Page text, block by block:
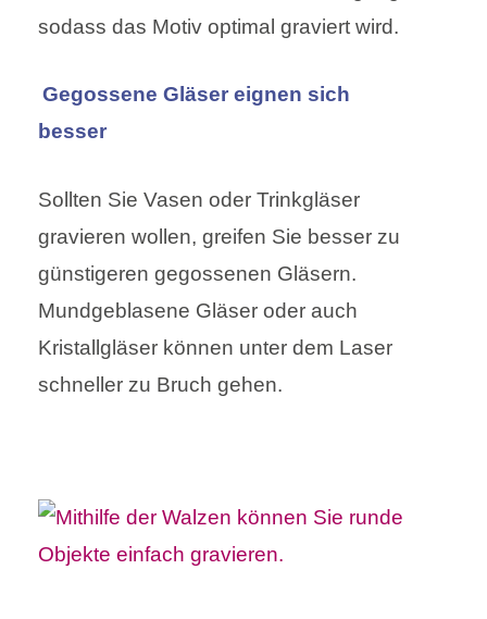
sodass das Motiv optimal graviert wird.
Gegossene Gläser eignen sich
besser
Sollten Sie Vasen oder Trinkgläser
gravieren wollen, greifen Sie besser zu
günstigeren gegossenen Gläsern.
Mundgeblasene Gläser oder auch
Kristallgläser können unter dem Laser
schneller zu Bruch gehen.